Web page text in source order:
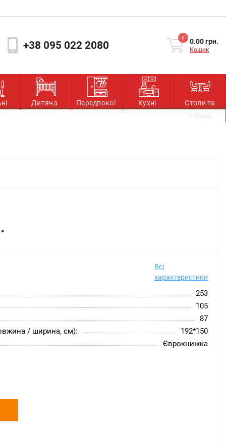
+38 095 022 2080
0 0.00 грн.
Кошик
Дитяча Передпокої Кухні
Столи та
стільці
Всі
характеристики
253
105
87
/ ширина, см):
192*150
Єврокнижка